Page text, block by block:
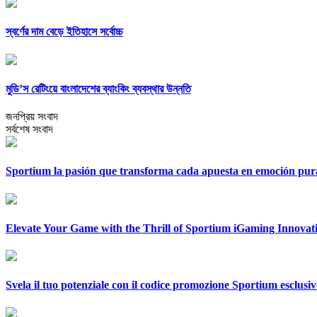
স্বর্ণের দাম বেড়ে ইতিহাসে সর্বোচ্চ
মুডি’স রেটিংয়ে বাংলাদেশের ব্যাংকিং ব্যবস্থার উন্নতি
জনপ্রিয় সংবাদ
সর্বশেষ সংবাদ
Sportium la pasión que transforma cada apuesta en emoción
Elevate Your Game with the Thrill of Sportium iGaming
Svela il tuo potenziale con il codice promozione Sportium